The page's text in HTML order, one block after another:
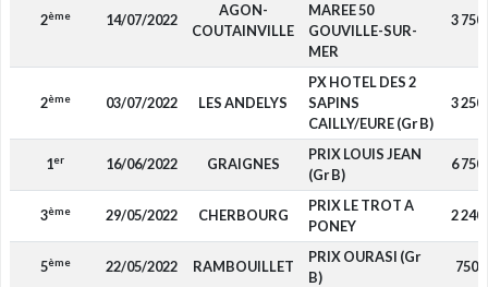
2ème 14/07/2022
AGON-
COUTAINVILLE
MAREE 50
GOUVILLE-SUR-
MER
3 750
2ème 03/07/2022 LES ANDELYS
PX HOTEL DES 2
SAPINS
CAILLY/EURE (Gr B)
3 250
1er 16/06/2022 GRAIGNES
PRIX LOUIS JEAN
(Gr B)
6 750
3ème 29/05/2022 CHERBOURG
PRIX LE TROT A
PONEY
2 240
5ème 22/05/2022 RAMBOUILLET
PRIX OURASI (Gr
B)
750